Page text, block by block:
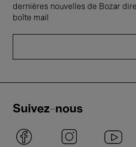
dernières nouvelles de Bozar
boîte mail
Suivez-nous